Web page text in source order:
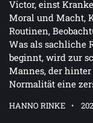
Victor, einst
Moral und Macht,
Routinen,
Was als sachliche
beginnt, wird zur
Mannes, der hinter
Normalität eine
HANNO RINKE